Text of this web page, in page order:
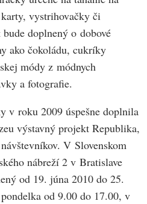
vystrihovačky či
doplnený o dobové
ako čokoládu, cukríky
módy z módnych
a fotografie.
v roku 2009 úspešne doplnila
výstavný projekt Republika,
V Slovenskom
nábreží 2 v Bratislave
od 19. júna 2010 do 25.
od 9.00 do 17.00, v